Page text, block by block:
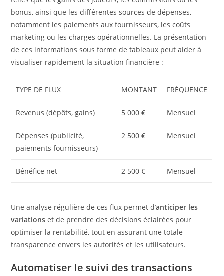
bonus, ainsi que les différentes sources de dépenses,
notamment les paiements aux fournisseurs, les coûts
marketing ou les charges opérationnelles. La présentation
de ces informations sous forme de tableaux peut aider à
visualiser rapidement la situation financière :
TYPE DE FLUX MONTANT FRÉQUENCE
Revenus (dépôts, gains) 5 000 € Mensuel
Dépenses (publicité,
paiements fournisseurs)
2 500 € Mensuel
Bénéfice net 2 500 € Mensuel
Une analyse régulière de ces flux permet d’anticiper les
variations et de prendre des décisions éclairées pour
optimiser la rentabilité, tout en assurant une totale
transparence envers les autorités et les utilisateurs.
Automatiser le suivi des transactions